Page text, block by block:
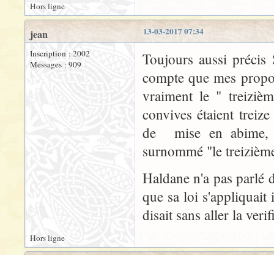
Hors ligne
13-03-2017 07:34
jean
Inscription : 2002
Messages : 909
Toujours aussi
compte que mes
vraiment le "
convives étaient
de mise en abime,
surnommé "le
Haldane n'a pas parlé
que sa loi s'appliquait
disait sans aller la
Hors ligne